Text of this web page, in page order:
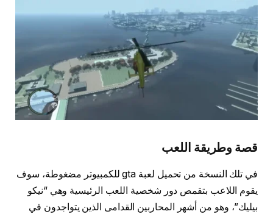
قصة وطريقة اللعب
في تلك النسخة من تحميل لعبة gta للكمبيوتر مضغوطة، سوف
يقوم اللاعب بتقمص دور شخصية اللعب الرئيسية وهي “نيكو
بيليك”، وهو من أشهر المحاربين القدامى الذين يتواجدون في